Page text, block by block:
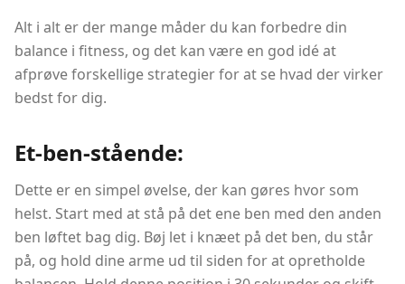
Alt i alt er der mange måder du kan forbedre din
balance i fitness, og det kan være en god idé at
afprøve forskellige strategier for at se hvad der virker
bedst for dig.
Et-ben-stående:
Dette er en simpel øvelse, der kan gøres hvor som
helst. Start med at stå på det ene ben med den anden
ben løftet bag dig. Bøj let i knæet på det ben, du står
på, og hold dine arme ud til siden for at opretholde